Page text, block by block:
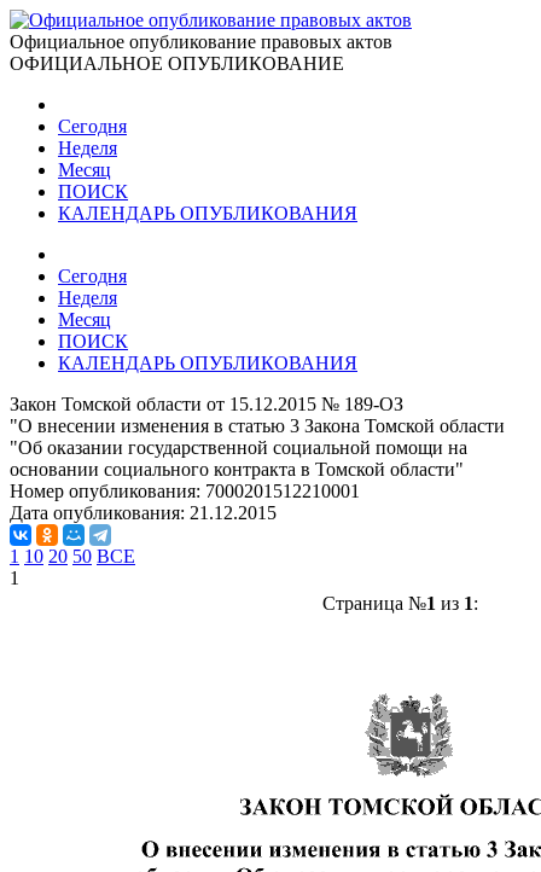
Официальное опубликование правовых актов
ОФИЦИАЛЬНОЕ ОПУБЛИКОВАНИЕ
Сегодня
Неделя
Месяц
ПОИСК
КАЛЕНДАРЬ ОПУБЛИКОВАНИЯ
Сегодня
Неделя
Месяц
ПОИСК
КАЛЕНДАРЬ ОПУБЛИКОВАНИЯ
Закон Томской области от 15.12.2015 № 189-ОЗ
"О внесении изменения в статью 3 Закона Томской области
"Об оказании государственной социальной помощи на
основании социального контракта в Томской области"
Номер опубликования: 7000201512210001
Дата опубликования: 21.12.2015
1 10 20 50 ВСЕ
1
Страница №1 из 1: